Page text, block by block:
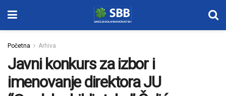
Početna Arhiva
Javni konkurs za izbor i
imenovanje direktora JU